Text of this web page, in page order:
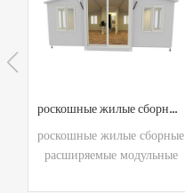
роскошные жилые сборные расширяемые модульные контейнерные дома
роскошные жилые сборные
расширяемые модульные